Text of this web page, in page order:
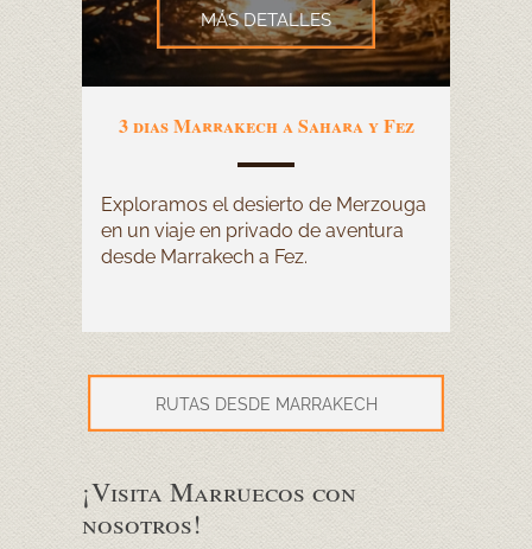
¡Visita Marruecos con
nosotros!
3 dias Marrakech a Sahara y Fez
Exploramos el desierto de Merzouga
en un viaje en privado de aventura
desde Marrakech a Fez.
RUTAS DESDE MARRAKECH
MÁS DETALLES